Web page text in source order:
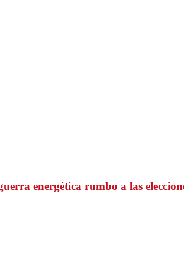
energética rumbo a las